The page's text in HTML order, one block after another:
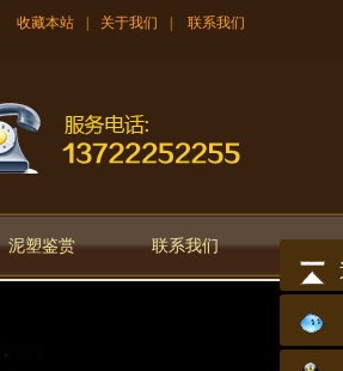
收藏本站 关于我们 联系我们
泥塑鉴赏 联系我们